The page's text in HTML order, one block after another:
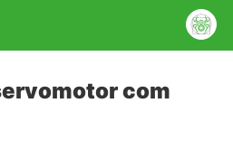
com